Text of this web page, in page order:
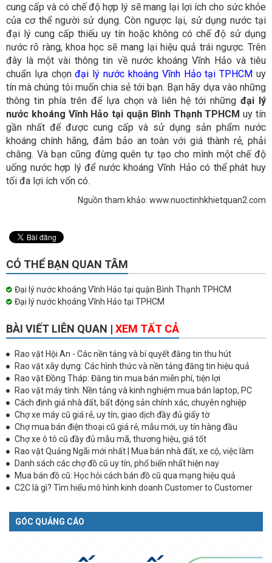
cung cấp và có chế độ hợp lý sẽ mang lại lợi ích cho sức khỏe
của cơ thể người sử dụng. Còn ngược lại, sử dụng nước tại
đại lý cung cấp thiếu uy tín hoặc không có chế độ sử dụng
nước rõ ràng, khoa học sẽ mang lại hiệu quả trái ngược. Trên
đây là một vài thông tin về nước khoáng Vĩnh Hảo và tiêu
chuẩn lựa chọnđại lý nước khoáng Vĩnh Hảo tại TPHCM uy
tín mà chúng tôi muốn chia sẻ tới bạn. Bạn hãy dựa vào những
thông tin phía trên để lựa chọn và liên hệ tới nhữngđại lý
nước khoáng Vĩnh Hảo tại quận Bình Thạnh TPHCM uy tín
gần nhất để được cung cấp và sử dụng sản phẩm nước
khoáng chính hãng, đảm bảo an toàn với giá thành rẻ, phải
chăng. Và bạn cũng đừng quên tự tạo cho mình một chế độ
uống nước hợp lý để nước khoáng Vĩnh Hảo có thể phát huy
tối đa lợi ích vốn có.
Nguồn tham khảo: www.nuoctinhkhietquan2.com
CÓ THỂ BẠN QUAN TÂM
Đại lý nước khoáng Vĩnh Hảo tại quận Bình Thạnh TPHCM
Đại lý nước khoáng Vĩnh Hảo tại TPHCM
BÀI VIẾT LIÊN QUAN | XEM TẤT CẢ
Rao vặt Hội An - Các nền tảng và bí quyết đăng tin thu hút
Rao vặt xây dựng: Các hình thức và nền tảng đăng tin hiệu quả
Rao vặt Đồng Tháp: Đăng tin mua bán miễn phí, tiện lợi
Rao vặt máy tính: Nền tảng và kinh nghiệm mua bán laptop, PC
Cách định giá nhà đất, bất động sản chính xác, chuyên nghiệp
Chợ xe máy cũ giá rẻ, uy tín, giao dịch đầy đủ giấy tờ
Chợ mua bán điện thoại cũ giá rẻ, mẫu mới, uy tín hàng đầu
Chợ xe ô tô cũ đầy đủ mẫu mã, thương hiệu, giá tốt
Rao vặt Quảng Ngãi mới nhất | Mua bán nhà đất, xe cộ, việc làm
Danh sách các chợ đồ cũ uy tín, phổ biến nhất hiện nay
Mua bán đồ cũ: Học hỏi cách bán đồ cũ qua mạng hiệu quả
C2C là gì? Tìm hiểu mô hình kinh doanh Customer to Customer
GÓC QUẢNG CÁO